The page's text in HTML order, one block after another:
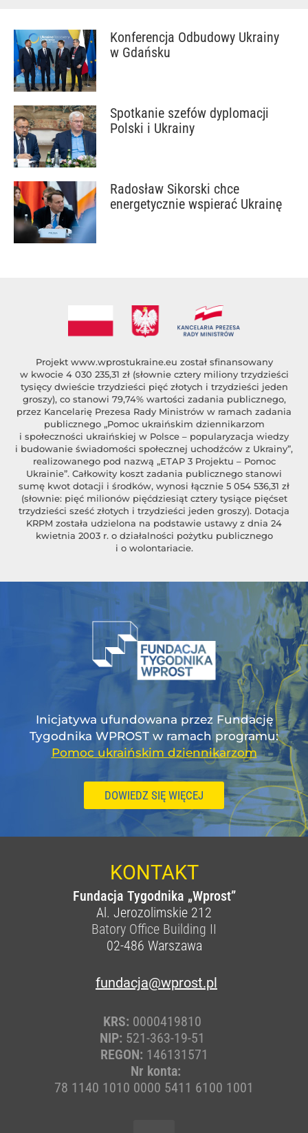
Konferencja Odbudowy Ukrainy
w Gdańsku
Spotkanie szefów dyplomacji
Polski i Ukrainy
Radosław Sikorski chce
energetycznie wspierać Ukrainę
Projekt www.wprostukraine.eu został sfinansowany
w kwocie 4 030 235,31 zł (słownie cztery miliony trzydzieści
tysięcy dwieście trzydzieści pięć złotych i trzydzieści jeden
groszy), co stanowi 79,74% wartości zadania publicznego,
przez Kancelarię Prezesa Rady Ministrów w ramach zadania
publicznego „Pomoc ukraińskim dziennikarzom
i społeczności ukraińskiej w Polsce – popularyzacja wiedzy
i budowanie świadomości społecznej uchodźców z Ukrainy”,
realizowanego pod nazwą „ETAP 3 Projektu – Pomoc
Ukrainie”. Całkowity koszt zadania publicznego stanowi
sumę kwot dotacji i środków, wynosi łącznie 5 054 536,31 zł
(słownie: pięć milionów pięćdziesiąt cztery tysiące pięćset
trzydzieści sześć złotych i trzydzieści jeden groszy). Dotacja
KRPM została udzielona na podstawie ustawy z dnia 24
kwietnia 2003 r. o działalności pożytku publicznego
i o wolontariacie.
Inicjatywa ufundowana przez Fundację
Tygodnika WPROST w ramach programu:
Pomoc ukraińskim dziennikarzom
DOWIEDZ SIĘ WIĘCEJ
KONTAKT
Fundacja Tygodnika „Wprost”
Al. Jerozolimskie 212
Batory Office Building II
02-486 Warszawa
fundacja@wprost.pl
KRS: 0000419810
NIP: 521-363-19-51
REGON: 146131571
Nr konta:
78 1140 1010 0000 5411 6100 1001